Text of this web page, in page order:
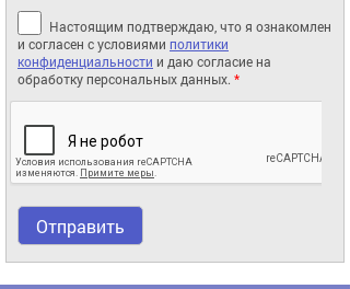
Настоящим подтверждаю, что я ознакомлен
и согласен с условиями политики
конфиденциальности и даю согласие на
обработку персональных данных. *